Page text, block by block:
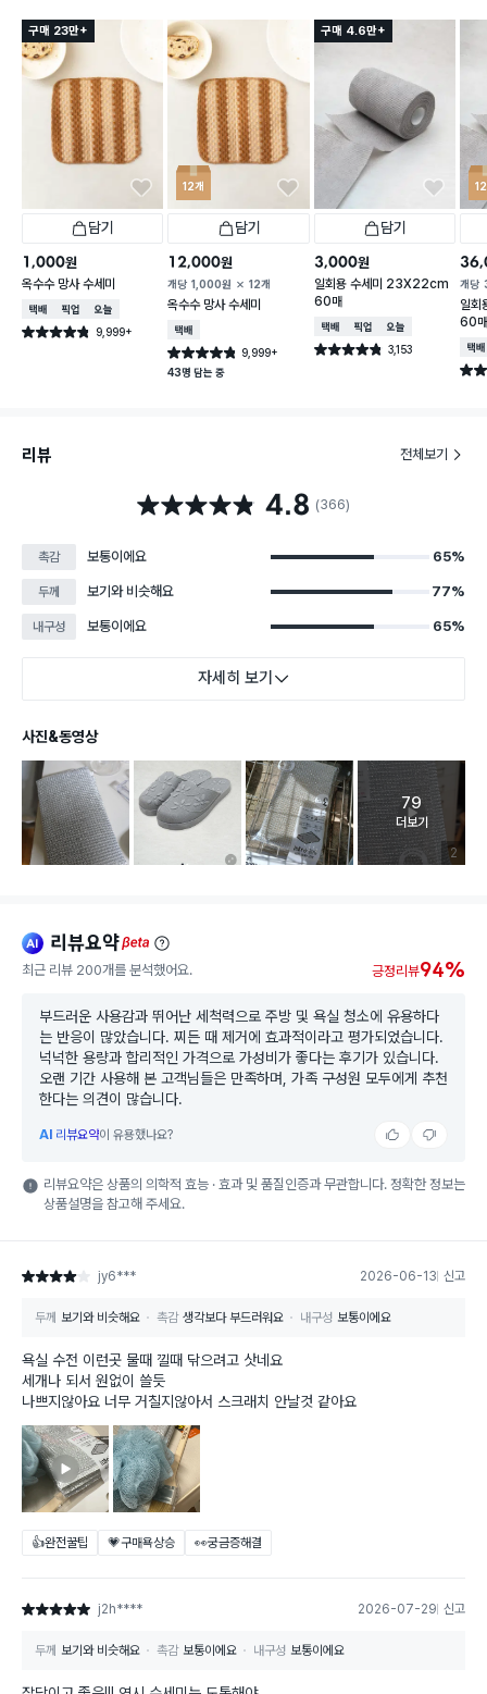
구매 23만+
담기
1,000원
옥수수 망사 수세미
택배배송매장픽업오늘배송
별점 4.8점 9,999+
건 작성
12개
담기
12,000원
개당 1,000원 12개
옥수수 망사 수세미
택배배송
별점 4.8점 9,999+
건 작성
43명 담는 중
구매 4.6만+
담기
3,000원
일회용 수세미 23X22cm
60매
택배배송매장픽업오늘배송
별점 4.8점 3,153
건 작성
개당
일
60
택배
별점
리뷰 전체보기
별점 4.8점 4.8 (366)
촉감 보통이에요 65%
두께 보기와 비슷해요 77%
내구성 보통이에요 65%
자세히 보기
사진&동영상
리뷰 이
2
고객 리뷰
79
더보기
ai 리뷰요약beta
최근 리뷰 200개를 분석했어요. 긍정리뷰94%
부드러운 사용감과 뛰어난 세척력으로 주방 및 욕실 청소에 유용하다
는 반응이 많았습니다. 찌든 때 제거에 효과적이라고 평가되었습니다.
넉넉한 용량과 합리적인 가격으로 가성비가 좋다는 후기가 있습니다.
오랜 기간 사용해 본 고객님들은 만족하며, 가족 구성원 모두에게 추천
한다는 의견이 많습니다.
AI 리뷰요약이 유용했나요?
리뷰요약은 상품의 의학적 효능 · 효과 및 품질인증과 무관합니다. 정확한 정보는
상품설명을 참고해 주세요.
별점 4점 jy6*** 2026-06-13 신고
두께 보기와 비슷해요 촉감 생각보다 부드러워요 내구성 보통이에요
욕실 수전 이런곳 물때 낄때 닦으려고 삿네요
세개나 되서 원없이 쓸듯
나쁘지않아요 너무 거칠지않아서 스크래치 안날것 같아요
👍완전꿀팁 💗구매욕상승 👀궁금증해결
별점 5점 j2h**** 2026-07-29 신고
두께 보기와 비슷해요 촉감 보통이에요 내구성 보통이에요